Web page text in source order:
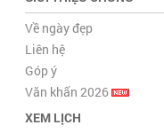
Về ngày đẹp
Liên hệ
Góp ý
Văn khấn 2026
XEM LỊCH